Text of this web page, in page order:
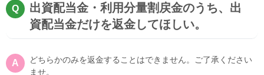
出資配当金・利用分量割戻金のうち、出
資配当金だけを返金してほしい。
どちらかのみを返金することはできません。ご了承ください
ませ。